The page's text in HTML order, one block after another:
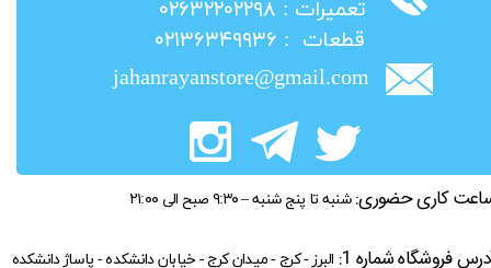
​تعمیرات : ۰۲۶۳۲۲۰۲۲۹۸
​قطعات : ۰۲۱۳۶۳۴۹۹۳۶
jahanrayanstore@gmail.com
کاری حضوری: شنبه تا پنج شنبه – ۹:۳۰ صبح الی ۲۱:۰۰
فروشگاه شماره 1:
البرز - کرج - میدان کرج - خیابان دانشکده - پاساژ دانشکده